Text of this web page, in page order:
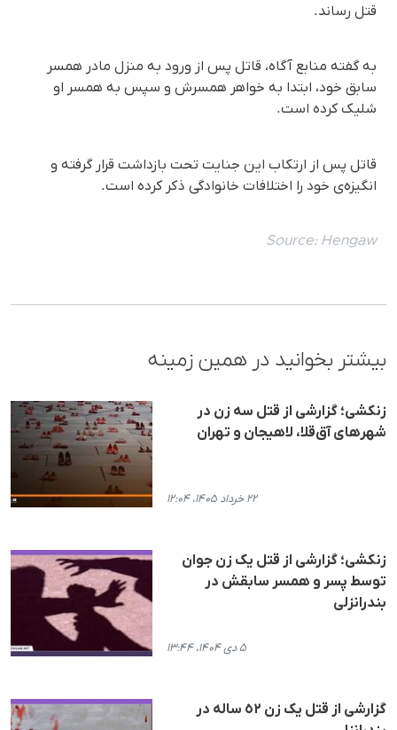
قتل رساند.
به گفته منابع آگاه، قاتل پس از ورود بە منزل مادر همسر
سابق خود، ابتدا به خواهر همسرش و سپس بە همسر او
شلیک کردە است.
قاتل پس از ارتکاب این جنایت تحت بازداشت قرار گرفته و
انگیزه‌ی خود را اختلافات خانوادگی ذکر کرده است.
Source: Hengaw
بیشتر بخوانید در همین زمینه
زنکشی؛ گزارشی از قتل سه زن در
شهرهای آق‌قلا، لاهیجان و تهران
۲۲ خرداد ۱۴۰۵، ۱۲:۰۴
زنکشی؛ گزارشی از قتل یک زن جوان
توسط پسر و همسر سابقش در
بندرانزلی
۵ دی ۱۴۰۴، ۱۳:۴۴
گزارشی از قتل یک زن ٥٢ سالە در